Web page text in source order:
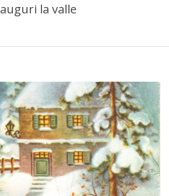
auguri la valle